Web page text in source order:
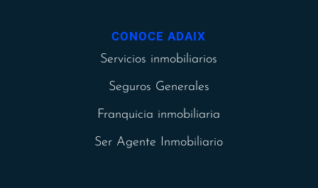
CONOCE ADAIX
Servicios inmobiliarios
Seguros Generales
Franquicia inmobiliaria
Ser Agente Inmobiliario